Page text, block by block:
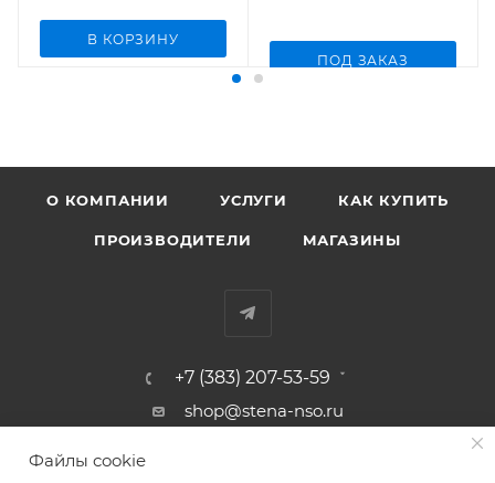
В КОРЗИНУ
ПОД ЗАКАЗ
О КОМПАНИИ УСЛУГИ КАК КУПИТЬ
ПРОИЗВОДИТЕЛИ МАГАЗИНЫ
+7 (383) 207-53-59
shop@stena-nso.ru
г.Новосибирск ул.Восход, 26/1
Файлы cookie